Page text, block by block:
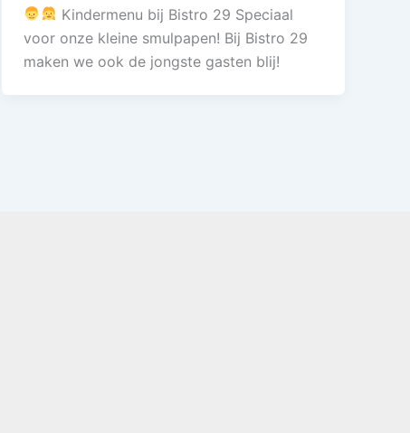
Kindermenu bij Bistro 29 Speciaal
voor onze kleine smulpapen! Bij Bistro 29
maken we ook de jongste gasten blij!